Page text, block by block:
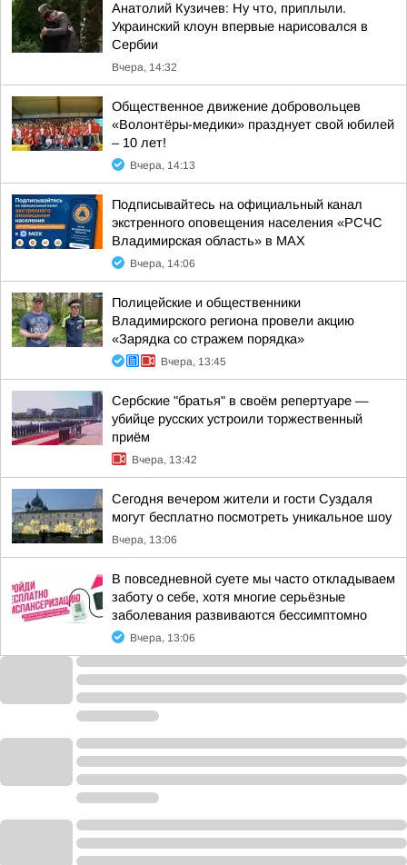
Анатолий Кузичев: Ну что, приплыли.
Украинский клоун впервые нарисовался в
Сербии
Вчера, 14:32
Общественное движение добровольцев
«Волонтёры-медики» празднует свой юбилей
– 10 лет!
Вчера, 14:13
Подписывайтесь на официальный канал
экстренного оповещения населения «РСЧС
Владимирская область» в МАХ
Вчера, 14:06
Полицейские и общественники
Владимирского региона провели акцию
«Зарядка со стражем порядка»
Вчера, 13:45
Сербские "братья" в своём репертуаре —
убийце русских устроили торжественный
приём
Вчера, 13:42
Сегодня вечером жители и гости Суздаля
могут бесплатно посмотреть уникальное шоу
Вчера, 13:06
В повседневной суете мы часто откладываем
заботу о себе, хотя многие серьёзные
заболевания развиваются бессимптомно
Вчера, 13:06